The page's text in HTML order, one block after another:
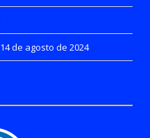
14 de agosto de 2024